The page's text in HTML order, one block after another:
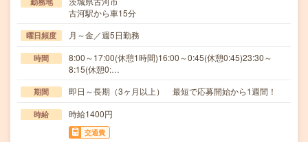
古河駅から車15分
曜日頻度 月～金／週5日勤務
時間
8:00～17:00(休憩1時間)16:00～0:45(休憩0:45)23:30～
8:15(休憩0:…
期間 即日～長期（3ヶ月以上） 最短で応募開始から1週間！
時給 時給1400円
交通費